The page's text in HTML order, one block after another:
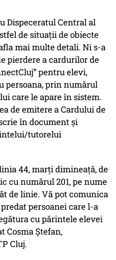
Dispeceratul Central al
de situații de obiecte
mai multe detali. Ni s-a
pierdere a cardurilor de
pentru elevi,
persoana, prin numărul
care le apare în sistem.
de emitere a Cardului de
în document și
tutorelui
44, marți dimineață, de
cu numărul 201, pe nume
de linie. Vă pot comunica
persoanei care l-a
cu părintele elevei
Cosma Ștefan,
Cluj.